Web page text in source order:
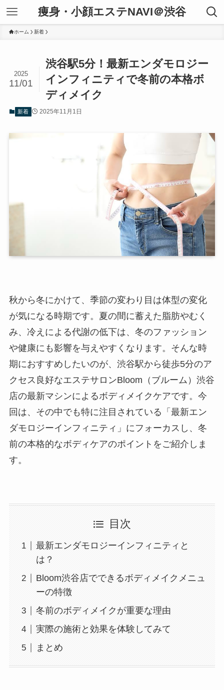
痩身・小顔エステNAVI＠渋谷
ホーム 新着
渋谷駅5分！最新エンダモロジー
インフィニティで冬前の本格ボ
ディメイク
2025
11/01
新着 2025年11月1日
秋から冬にかけて、季節の変わり目は体型の変化
が気になる時期です。夏の間に蓄えた脂肪やむく
み、冷えによる代謝の低下は、冬のファッション
や健康にも影響を与えやすくなります。そんな時
期におすすめしたいのが、渋谷駅から徒歩5分のア
クセス良好なエステサロンBloom（ブルーム）渋谷
店の最新マシンによるボディメイクケアです。今
回は、その中でも特に注目されている「最新エン
ダモロジーインフィニティ」にフォーカスし、冬
前の本格的なボディケアのポイントをご紹介しま
す。
目次
最新エンダモロジーインフィニティと
は？
Bloom渋谷店でできるボディメイクメニュ
ーの特徴
冬前のボディメイクが重要な理由
実際の施術と効果を体験してみて
まとめ